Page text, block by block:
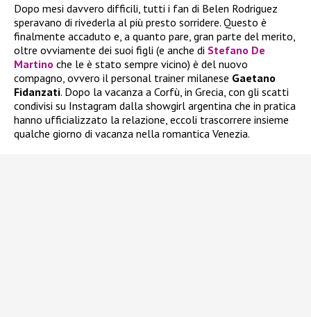
Dopo mesi davvero difficili, tutti i fan di Belen Rodriguez
speravano di rivederla al più presto sorridere. Questo è
finalmente accaduto e, a quanto pare, gran parte del merito,
oltre ovviamente dei suoi figli (e anche di Stefano De
Martino che le è stato sempre vicino) è del nuovo
compagno, ovvero il personal trainer milanese Gaetano
Fidanzati. Dopo la vacanza a Corfù, in Grecia, con gli scatti
condivisi su Instagram dalla showgirl argentina che in pratica
hanno ufficializzato la relazione, eccoli trascorrere insieme
qualche giorno di vacanza nella romantica Venezia.